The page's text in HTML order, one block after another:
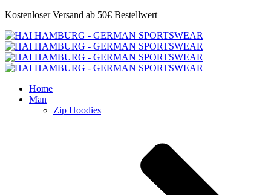
Kostenloser Versand ab 50€ Bestellwert
Home
Man
Zip Hoodies